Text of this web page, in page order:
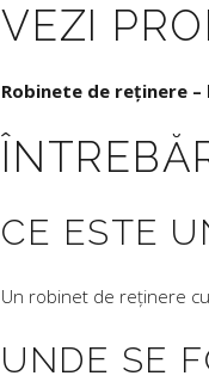
VEZI
Robinete de reținere
CE ESTE
Un robinet de reținere
UNDE SE